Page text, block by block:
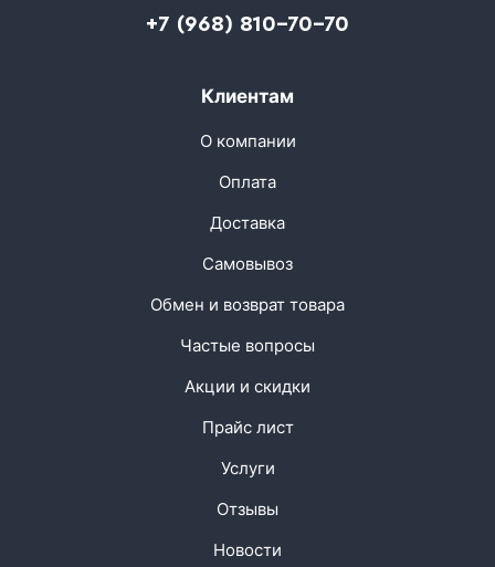
+7 (968) 810-70-70
Клиентам
О компании
Оплата
Доставка
Самовывоз
Обмен и возврат товара
Частые вопросы
Акции и скидки
Прайс лист
Услуги
Отзывы
Новости